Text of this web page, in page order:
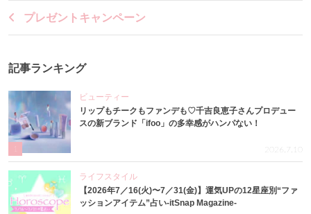
プレゼントキャンペーン
記事ランキング
ビューティー
リップもチークもファンデも♡千吉良恵子さんプロデュー
スの新ブランド「ifoo」の多幸感がハンパない！
2026.7.10
ライフスタイル
【2026年7／16(火)〜7／31(金)】運気UPの12星座別“ファ
ッションアイテム”占い-itSnap Magazine-